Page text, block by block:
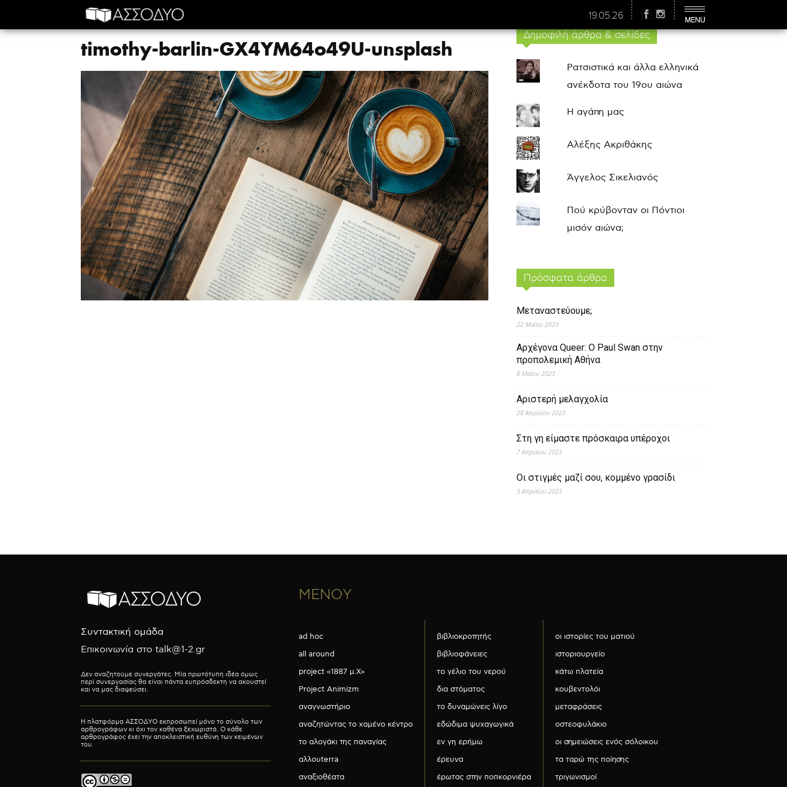
19.05.26
timothy-barlin-GX4YM64o49U-unsplash
Δημοφιλή άρθρα & σελίδες
Ρατσιστικά και άλλα ελληνικά
ανέκδοτα του 19ου αιώνα
Η αγάπη μας
Αλέξης Ακριθάκης
Άγγελος Σικελιανός
Πού κρύβονταν οι Πόντιοι
μισόν αιώνα;
Πρόσφατα άρθρα
Μεταναστεύουμε;
22 Μαΐου 2023
Αρχέγονα Queer: O Paul Swan στην
προπολεμική Αθήνα
8 Μαΐου 2023
Αριστερή μελαγχολία
28 Απριλίου 2023
Στη γη είμαστε πρόσκαιρα υπέροχοι
7 Απριλίου 2023
Οι στιγμές μαζί σου, κομμένο γρασίδι
3 Απριλίου 2023
Συντακτική ομάδα
Επικοινωνία στο talk@1-2.gr
Δεν αναζητούμε συνεργάτες. Μία πρωτότυπη ιδέα όμως
περί συνεργασίας θα είναι πάντα ευπρόσδεκτη να ακουστεί
και να μας διαψεύσει.
Η πλατφόρμα ΑΣΣΟΔΥΟ εκπροσωπεί μόνο το σύνολο των
αρθρογράφων κι όχι τον καθένα ξεχωριστά. Ο κάθε
αρθρογράφος έχει την αποκλειστική ευθύνη των κειμένων
του.
ΜΕΝΟΥ
ad hoc
all around
project «1887 μ.Χ»
Project Animizm
αναγνωστήριο
αναζητώντας το χαμένο κέντρο
το αλογάκι της παναγίας
αλλουterra
αναξιοθέατα
βιβλιοκροτητής
βιβλιοφάνειες
το γέλιο του νερού
δια στόματος
το δυναμώνεις λίγο
εδώδιμα ψυχαγωγικά
εν γη ερήμω
έρευνα
έρωτας στην ποπκορνιέρα
οι ιστορίες του ματιού
ιστοριουργείο
κάτω πλατεία
κουβεντολόι
μεταφράσεις
οστεοφυλάκιο
οι σημειώσεις ενός σόλοικου
τα ταρώ της ποίησης
τριγωνισμοί